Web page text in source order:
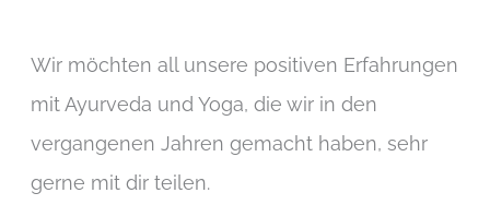
Wir möchten all unsere positiven Erfahrungen
mit Ayurveda und Yoga, die wir in den
vergangenen Jahren gemacht haben, sehr
gerne mit dir teilen.